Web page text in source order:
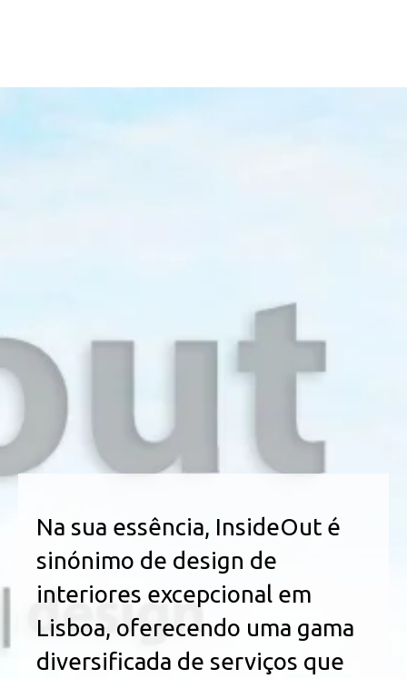
Na sua essência, InsideOut é
sinónimo de design de
interiores excepcional em
Lisboa, oferecendo uma gama
diversificada de serviços que